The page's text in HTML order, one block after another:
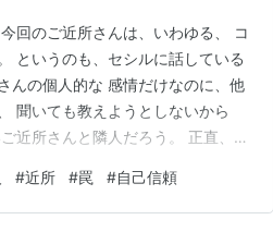
回のご近所さんは、いわゆる、 コ
というのも、セシルに話している
んの個人的な 感情だけなのに、他
聞いても教えようとしないから
近所さんと隣人だろう。 正直、セ
だ。 こんな人間だからか、以前、
#近所 #罠 #自己信頼